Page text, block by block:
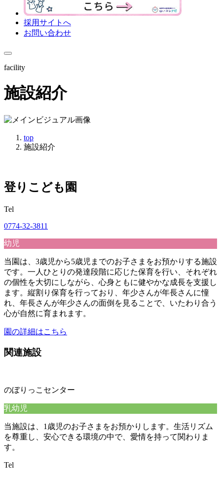
採用サイトへ
お問い合わせ
facility
施設紹介
top
施設紹介
登りこども園
Tel
0774-32-3811
幼児
当園は、3歳児から5歳児までのお子さまをお預かりする施設
です。一人ひとりの発達段階に応じた保育を行い、それぞれ
の個性を大切にしながら、心身ともに健やかな成長を支援し
ます。縦割り保育を行っており、年少さんが年長さんに憧
れ、年長さんが年少さんの面倒を見ることで、いたわり合う
心が自然に育まれます。
園の詳細はこちら
関連施設
のぼりっこセンター
乳幼児
当施設は、1歳児のお子さまをお預かりします。生活リズム
を尊重し、安心できる環境の中で、愛情を持って関わりま
す。
Tel